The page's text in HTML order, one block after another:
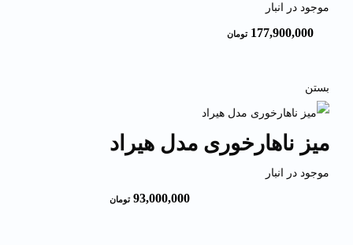
موجود در انبار
177,900,000 تومان
بستن
میز ناهارخوری مدل هیراد
موجود در انبار
93,000,000 تومان